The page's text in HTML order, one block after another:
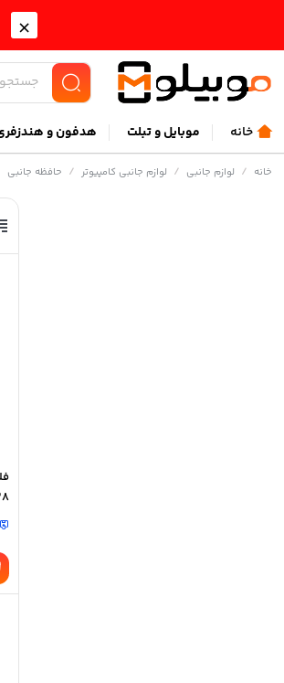
خانه موبايل و تبلت هدفون و
خانه / لوازم جانبی / لوازم جانبی کامپیوتر / حافظه جانبی
128